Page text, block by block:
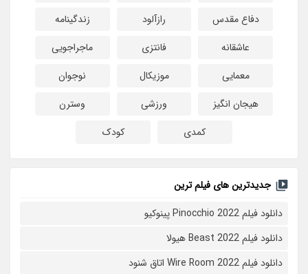
دفاع مقدس
رازآلود
زندگینامه
عاشقانه
فانتزی
ماجراجویی
معمایی
موزیکال
نوجوان
هیجان انگیز
ورزشی
وسترن
کمدی
کودک
جدیدترین های فیلم ترین
دانلود فیلم Pinocchio 2022 پینوکیو
دانلود فیلم Beast 2022 هیولا
دانلود فیلم Wire Room 2022 اتاق شنود